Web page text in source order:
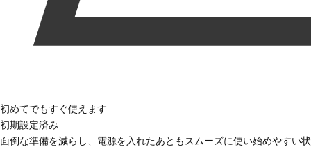
初めてでもすぐ使えます
初期設定済み
面倒な準備を減らし、電源を入れたあともスムーズに使い始めやすい